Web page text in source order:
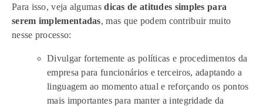
Para isso, veja algumasdicas de atitudes simples para
serem implementadas, mas que podem contribuir muito
nesse processo:
Divulgar fortemente as políticas e procedimentos da
empresa para funcionários e terceiros, adaptando a
linguagem ao momento atual e reforçando os pontos
mais importantes para manter a integridade da